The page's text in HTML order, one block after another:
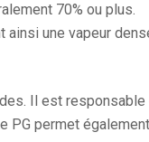
70% ou plus.
une vapeur
Il est
PG permet